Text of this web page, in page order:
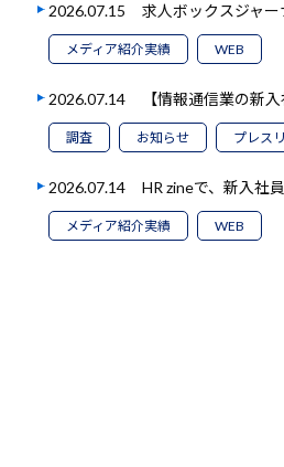
2026.07.15 求人ボックスジャ
メディア紹介実績 WEB
2026.07.14 【情報通信業の新
調査 お知らせ プレス
2026.07.14 HR zineで、新入社
メディア紹介実績 WEB